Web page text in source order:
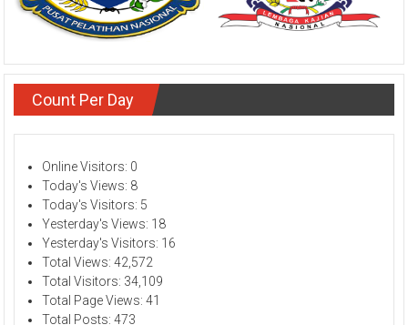
Count Per Day
Online Visitors: 0
Today's Views: 8
Today's Visitors: 5
Yesterday's Views: 18
Yesterday's Visitors: 16
Total Views:42,572
Total Visitors: 34,109
Total Page Views:41
Total Posts:473